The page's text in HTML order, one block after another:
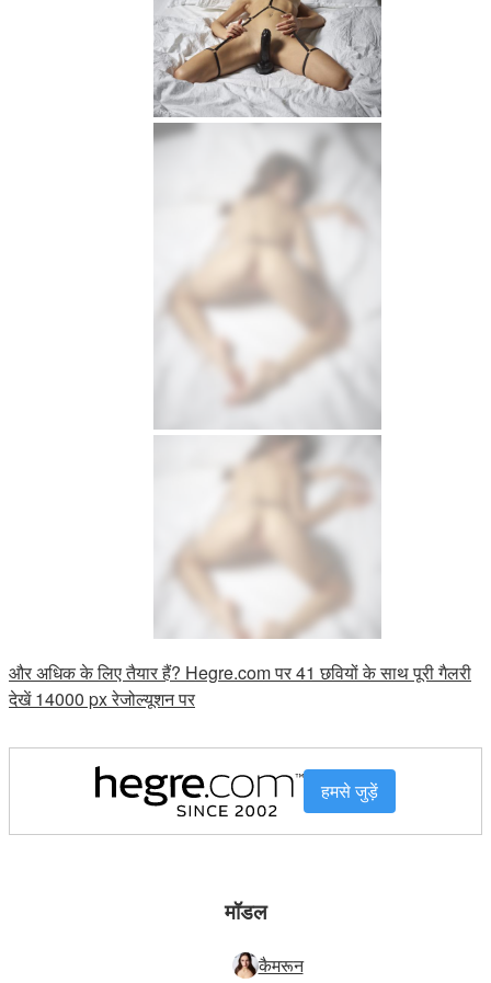
और अधिक के लिए तैयार हैं? Hegre.com पर 41 छवियों के साथ पूरी गैलरी
देखें 14000 px रेजोल्यूशन पर
हमसे जुड़ें
मॉडल
कैमरून